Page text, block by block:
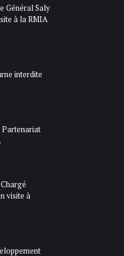
Général Saly
à la RMIA
interdite
Partenariat
visite à